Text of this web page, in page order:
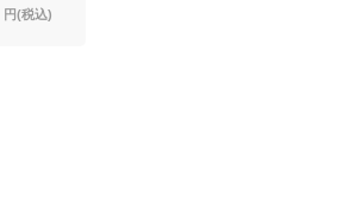
円(税込)